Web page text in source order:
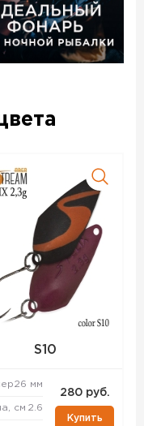
S10
26 мм
см 2.6
280 руб.
Купить